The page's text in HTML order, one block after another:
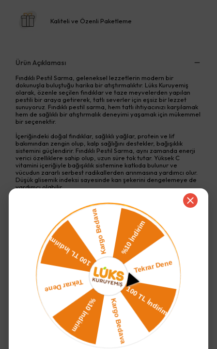
Kaliteli ve Özenli Paketleme
Ürün Açıklaması
Fındıklı Pestil Sarma, geleneksel lezzetlerin modern bir
dokunuşla buluştuğu harika bir atıştırmalıktır. Lüks Kuruyemiş
olarak, özenle seçilen fındıklar ve taze meyvelerden yapılan
pestili bir araya getirerek, tatlı severler için eşsiz bir lezzet
sunuyoruz. Fındıklı pestil sarma, hem tatlı ihtiyacınızı karşılamak
hem de sağlıklı bir atıştırmalık deneyimi yaşamak için mükemmel
bir seçenektir.
İçeriğindeki doğal fındıklar, sağlıklı yağlar, protein ve lif
bakımından zengin olup, kalp sağlığını destekler, bağışıklık
sistemini güçlendirir. Fındıklı Pestil Sarma, aynı zamanda enerji
verici özelliklere sahip olup, uzun süre tok tutar. Yüksek C
vitamini içeriğiyle bağışıklık sistemine katkıda bulunur ve
vücudun zararlı serbest radikallerden arınmasına yardımcı olur.
Düşük glisemik indeksi sayesinde kan şekerini dengelemeye de
yardımcı olabilir.
Geleneksel Türk mutfağının vazgeçilmez tatlarından biri olan
pestil sarma, fındıkla birleşerek hem lezzetli hem
Devamını Göster
Tamamlayıcı Ürünler